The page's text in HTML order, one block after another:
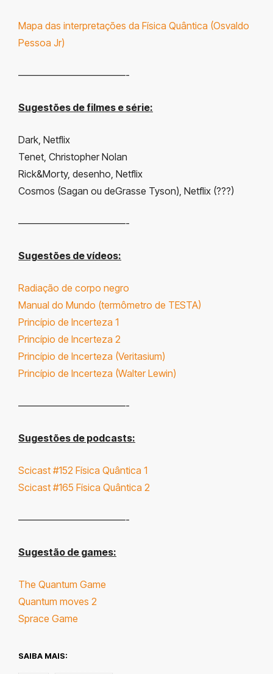
Mapa das interpretações da Física Quântica (Osvaldo
Pessoa Jr)
———————————-
Sugestões de filmes e série:
Dark, Netflix
Tenet, Christopher Nolan
Rick&Morty, desenho, Netflix
Cosmos (Sagan ou deGrasse Tyson), Netflix (???)
———————————-
Sugestões de vídeos:
Radiação de corpo negro
Manual do Mundo (termômetro de TESTA)
Princípio de Incerteza 1
Princípio de Incerteza 2
Princípio de Incerteza (Veritasium)
Princípio de Incerteza (Walter Lewin)
———————————-
Sugestões de podcasts:
Scicast #152 Física Quântica 1
Scicast #165 Física Quântica 2
———————————-
Sugestão de games:
The Quantum Game
Quantum moves 2
Sprace Game
SAIBA MAIS: